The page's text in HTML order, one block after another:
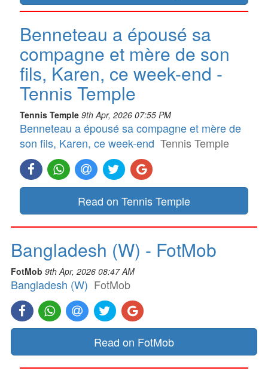
Benneteau a épousé sa
compagne et mère de son
fils, Karen, ce week-end -
Tennis Temple
Tennis Temple 9th Apr, 2026 07:55 PM
Benneteau a épousé sa compagne et mère de
son fils, Karen, ce week-end Tennis Temple
Read on Tennis Temple
Bangladesh (W) - FotMob
FotMob 9th Apr, 2026 08:47 AM
Bangladesh (W) FotMob
Read on FotMob